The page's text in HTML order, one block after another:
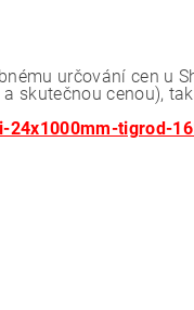
určování cen u
skutečnou cenou),
tigrod-